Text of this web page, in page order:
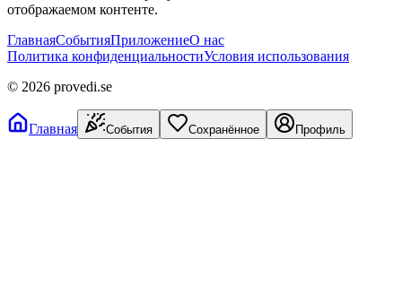
отображаемом контенте.
ГлавнаяСобытияПриложениеО нас
Политика конфиденциальностиУсловия использования
© 2026 provedi.se
Главная События Сохранённое Профиль